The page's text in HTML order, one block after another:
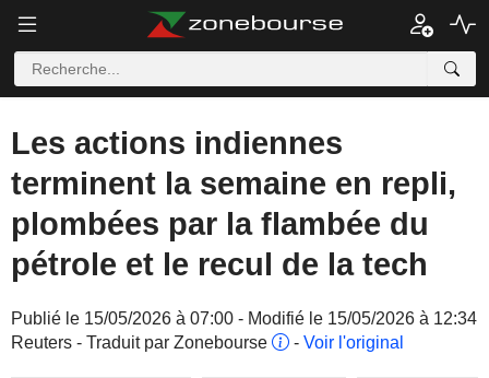
Les actions indiennes
terminent la semaine en repli,
plombées par la flambée du
pétrole et le recul de la tech
Publié le 15/05/2026 à 07:00 - Modifié le 15/05/2026 à 12:34
Reuters - Traduit par Zonebourse
- Voir l'original